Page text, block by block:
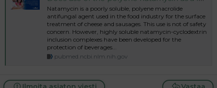
Natamycin is a poorly soluble, polyene macrolide
antifungal agent used in the food industry for the surface
treatment of cheese and sausages. This use is not of safety
concern. However, highly soluble natamycin-cyclodextrin
inclusion complexes have been developed for the
protection of beverages...
pubmed.ncbi.nlm.nih.gov